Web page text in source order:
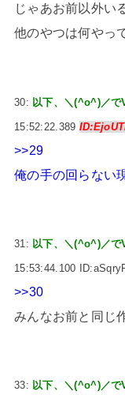
じゃあお前以外い
他のやつは何やっ
30: 以下、＼(^o^)／で
15:52:22.389
>>29
俺の手の回らない
31: 以下、＼(^o^)／で
15:53:44.100
>>30
みんなお前と同じ
33: 以下、＼(^o^)／で